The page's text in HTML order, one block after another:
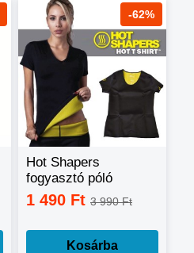
-62%
Hot Shapers
fogyasztó póló
szauna hatással
fogyásra és edzésre
1 490 Ft 3 990 Ft
Kosárba